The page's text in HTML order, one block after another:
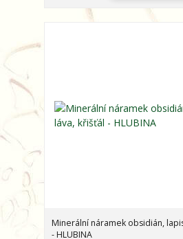
Minerální náramek obsidián,
- HLUBINA